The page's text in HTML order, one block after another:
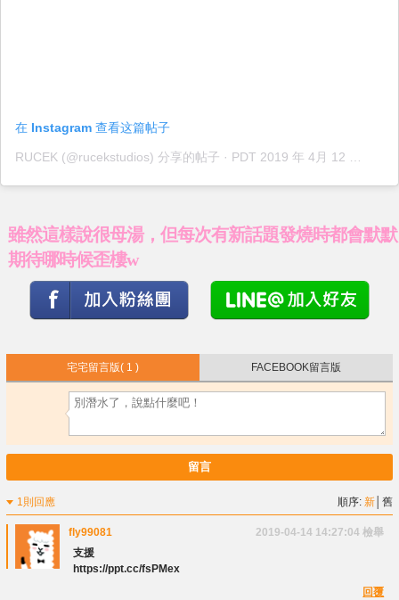
在 Instagram 查看这篇帖子
RUCEK (@rucekstudios) 分享的帖子 · PDT 2019 年 4月 12 日 上午 1:41
雖然這樣說很母湯，但每次有新話題發燒時都會默默
期待哪時候歪樓w
宅宅留言版( 1 ) FACEBOOK留言版
留言
1則回應 順序:新 │舊
fly99081 2019-04-14 14:27:04 檢舉
支援
https://ppt.cc/fsPMex
回覆